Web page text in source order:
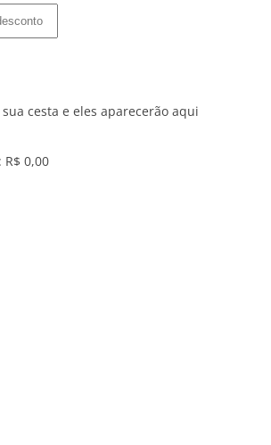
cesta e eles aparecerão aqui
R$ 0,00